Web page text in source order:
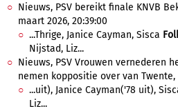
Nieuws, PSV bereikt finale KNVB
maart 2026, 20:39:00
...Thrige, Janice Cayman, Sisca
Nijstad, Liz...
Nieuws, PSV Vrouwen vernederen
nemen koppositie over van Twente,
...uit), Janice Cayman('78 uit),
Liz...